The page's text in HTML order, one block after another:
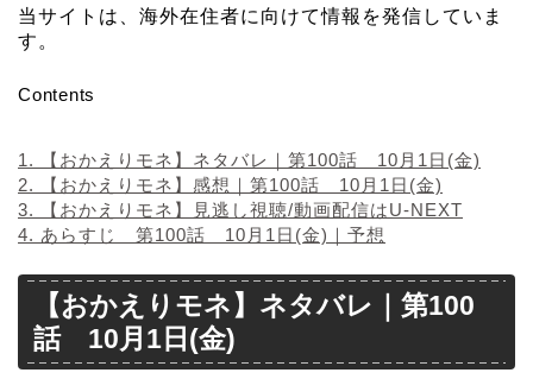
当サイトは、海外在住者に向けて情報を発信していま
す。
Contents
1.
【おかえりモネ】ネタバレ｜第100話 10月1日(金)
2.
【おかえりモネ】感想｜第100話 10月1日(金)
3.
【おかえりモネ】見逃し視聴/動画配信はU-NEXT
4. あらすじ 第100話 10月1日(金)｜予想
【おかえりモネ】ネタバレ｜第100
話 10月1日(金)